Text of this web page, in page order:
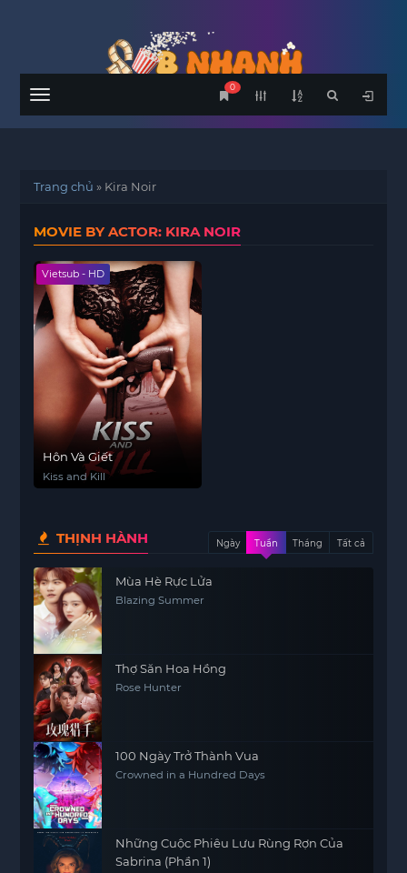
Menu
0
Trang chủ » Kira Noir
MOVIE BY ACTOR: KIRA NOIR
Vietsub - HD
Hôn Và Giết
Kiss and Kill
THỊNH HÀNH Ngày Tuần Tháng Tất cả
Mùa Hè Rực Lửa
Blazing Summer
Thợ Săn Hoa Hồng
Rose Hunter
100 Ngày Trở Thành Vua
Crowned in a Hundred Days
Những Cuộc Phiêu Lưu Rùng Rợn Của
Sabrina (Phần 1)